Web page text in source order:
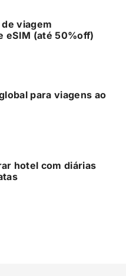
viagem
eSIM (até 50%off)
para viagens ao
hotel com diárias